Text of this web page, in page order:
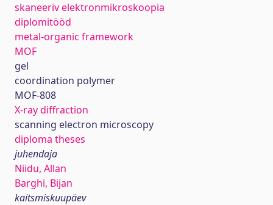
skaneeriv elektronmikroskoopia
diplomitööd
metal-organic framework
MOF
gel
coordination polymer
MOF-808
X-ray diffraction
scanning electron microscopy
diploma theses
juhendaja
Niidu, Allan
Barghi, Bijan
kaitsmiskuupäev